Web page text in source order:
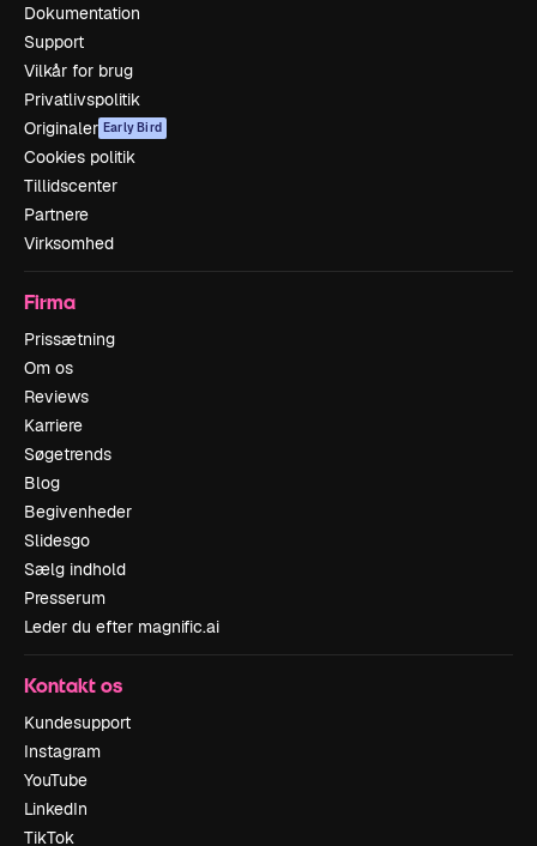
Dokumentation
Support
Vilkår for brug
Privatlivspolitik
Originaler Early Bird
Cookies politik
Tillidscenter
Partnere
Virksomhed
Firma
Prissætning
Om os
Reviews
Karriere
Søgetrends
Blog
Begivenheder
Slidesgo
Sælg indhold
Presserum
Leder du efter magnific.ai
Kontakt os
Kundesupport
Instagram
YouTube
LinkedIn
TikTok